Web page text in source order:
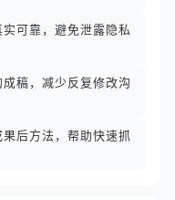
可靠，避免泄露隐私
稿，减少反复修改沟
后方法，帮助快速抓